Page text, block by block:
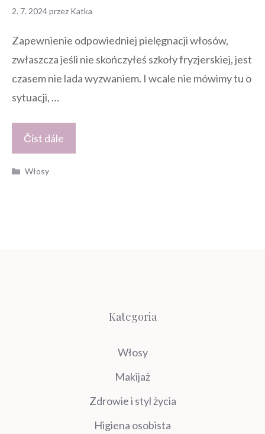
2. 7. 2024przez Katka
Zapewnienie odpowiedniej pielęgnacji włosów,
zwłaszcza jeśli nie skończyłeś szkoły fryzjerskiej, jest
czasem nie lada wyzwaniem. I wcale nie mówimy tu o
sytuacji, …
Číst dále
Kategorie
Włosy
Kategoria
Włosy
Makijaż
Zdrowie i styl życia
Higiena osobista